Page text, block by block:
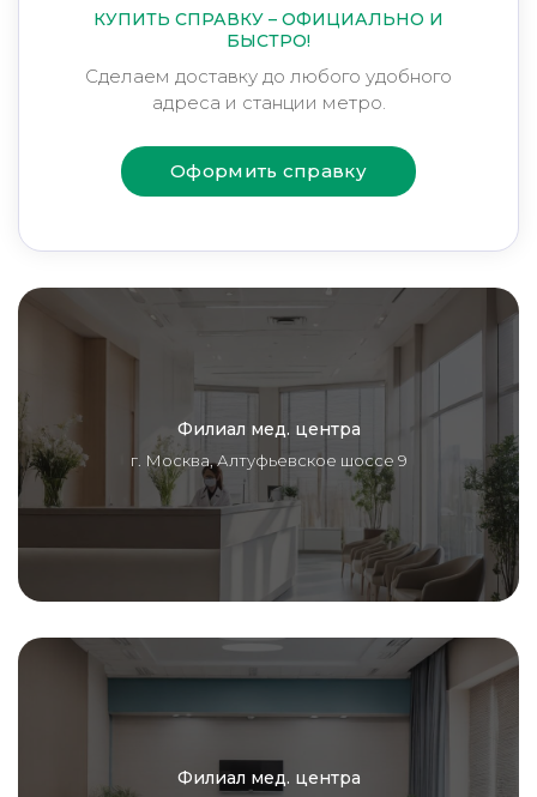
КУПИТЬ СПРАВКУ – ОФИЦИАЛЬНО И
БЫСТРО!
Сделаем доставку до любого удобного
адреса и станции метро.
Оформить справку
Филиал мед. центра
г. Москва, Алтуфьевское шоссе 9
Филиал мед. центра